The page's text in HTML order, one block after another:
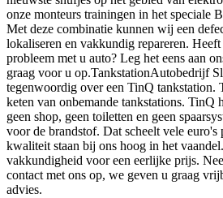
onze monteurs trainingen in het speciale
Met deze combinatie kunnen wij een
lokaliseren en vakkundig repareren.
probleem met u auto? Leg het eens aan
graag voor u op.TankstationAutobedrijf
tegenwoordig over een TinQ tankstation.
keten van onbemande tankstations. TinQ
geen shop, geen toiletten en geen
voor de brandstof. Dat scheelt vele euro's
kwaliteit staan bij ons hoog in het
vakkundigheid voor een eerlijke prijs.
contact met ons op, we geven u graag
advies.